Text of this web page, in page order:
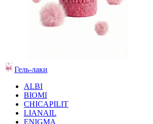
Гель-лаки
ALBI
BIOMI
CHICAPILIT
LIANAIL
ENIGMA